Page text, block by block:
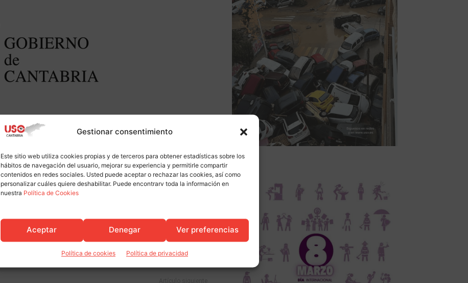
Gestionar consentimiento
Este sitio web utiliza cookies propias y de terceros para obtener estadísticas sobre los
hábitos de navegación del usuario, mejorar su experiencia y permitirle compartir
contenidos en redes sociales. Usted puede aceptar o rechazar las cookies, así como
personalizar cuáles quiere deshabilitar. Puede encontrarv toda la información en
nuestra Política de Cookies
Aceptar Denegar Ver preferencias
Política de cookies Política de privacidad